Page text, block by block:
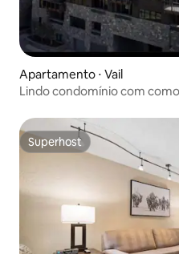
Apartamento ⋅ Vail
Lindo condomínio com
Superhost
Superhost